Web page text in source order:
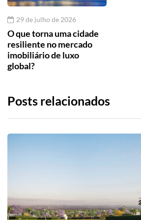
29 de julho de 2026
O que torna uma cidade
resiliente no mercado
imobiliário de luxo
global?
Posts relacionados